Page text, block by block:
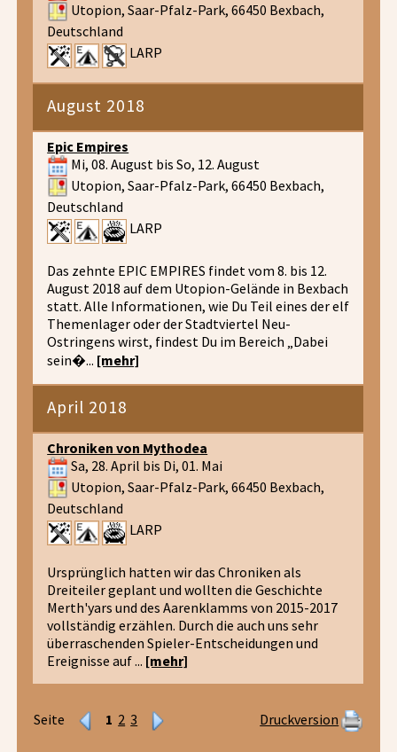
Utopion, Saar-Pfalz-Park, 66450 Bexbach,
Deutschland
LARP
August 2018
Epic Empires
Mi, 08. August bis So, 12. August
Utopion, Saar-Pfalz-Park, 66450 Bexbach,
Deutschland
LARP
Das zehnte EPIC EMPIRES findet vom 8. bis 12.
August 2018 auf dem Utopion-Gelände in Bexbach
statt. Alle Informationen, wie Du Teil eines der elf
Themenlager oder der Stadtviertel Neu-
Ostringens wirst, findest Du im Bereich „Dabei
sein�... [mehr]
April 2018
Chroniken von Mythodea
Sa, 28. April bis Di, 01. Mai
Utopion, Saar-Pfalz-Park, 66450 Bexbach,
Deutschland
LARP
Ursprünglich hatten wir das Chroniken als
Dreiteiler geplant und wollten die Geschichte
Merth'yars und des Aarenklamms von 2015-2017
vollständig erzählen. Durch die auch uns sehr
überraschenden Spieler-Entscheidungen und
Ereignisse auf ... [mehr]
Seite 1 2 3 Druckversion